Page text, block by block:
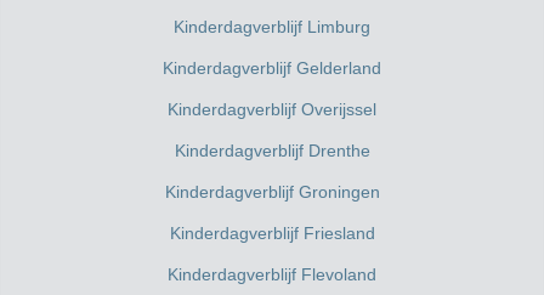
Kinderdagverblijf Limburg
Kinderdagverblijf Gelderland
Kinderdagverblijf Overijssel
Kinderdagverblijf Drenthe
Kinderdagverblijf Groningen
Kinderdagverblijf Friesland
Kinderdagverblijf Flevoland